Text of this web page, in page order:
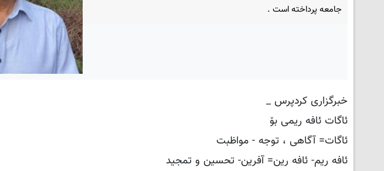
جامعه پرداخته است .
خبرگزاری کردپرس _
ئاگات ئافه ریمی بۆ
ئاگات= آگاهی ، توجه - مواظبت
ئافه ریم- ئافه رین= آفرین- تحسین و تمجید